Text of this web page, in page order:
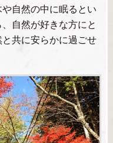
自然の中に眠るとい
自然が好きな方にと
共に安らかに過ごせ